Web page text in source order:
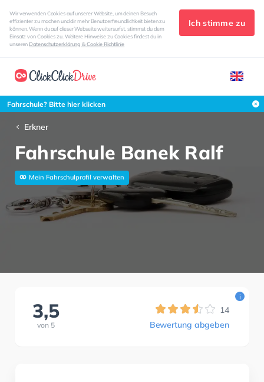
Wir verwenden Cookies auf unserer Website, um deinen Besuch
effizienter zu machen und dir mehr Benutzerfreundlichkeit bieten zu
können. Wenn du auf dieser Webseite weitersurfst, stimmst du dem
Einsatz von Cookies zu. Weitere Hinweise zu Cookies findest du in
unserenDatenschutzerklärung & Cookie Richtlinie
Ich stimme zu
Fahrschule? Bitte hier klicken
Erkner
Fahrschule Banek Ralf
Mein Fahrschulprofil verwalten
3,5
von 5
14
Bewertung abgeben
i